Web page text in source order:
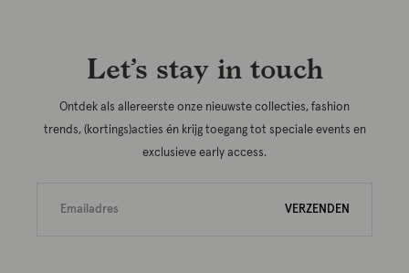
Let’s stay in touch
Ontdek als allereerste onze nieuwste collecties, fashion
trends, (kortings)acties én krijg toegang tot speciale events en
exclusieve early access.
VERZENDEN